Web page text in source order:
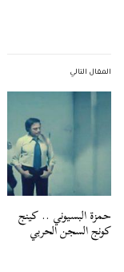
المقال التالي
حمزة البسيوني .. كينج
كونج السجن الحربي